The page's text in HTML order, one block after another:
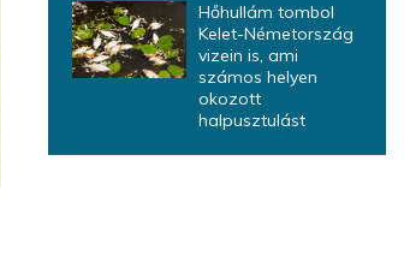
Hőhullám tombol
Kelet-Németország
vizein is, ami
számos helyen
okozott
halpusztulást